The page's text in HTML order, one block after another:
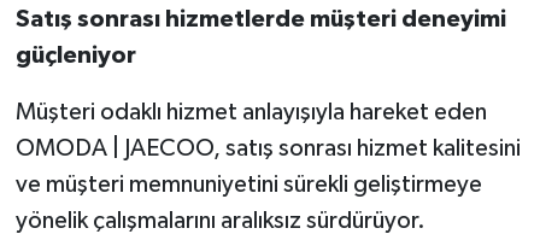
Satış sonrası hizmetlerde müşteri deneyimi
güçleniyor
Müşteri odaklı hizmet anlayışıyla hareket eden
OMODA | JAECOO, satış sonrası hizmet kalitesini
ve müşteri memnuniyetini sürekli geliştirmeye
yönelik çalışmalarını aralıksız sürdürüyor.